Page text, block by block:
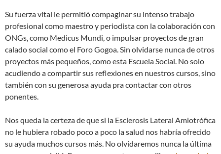
Su fuerza vital le permitió compaginar su intenso trabajo
profesional como maestro y periodista con la colaboración con
ONGs, como Medicus Mundi, o impulsar proyectos de gran
calado social como el Foro Gogoa. Sin olvidarse nunca de otros
proyectos más pequeños, como esta Escuela Social. No solo
acudiendo a compartir sus reflexiones en nuestros cursos, sino
también con su generosa ayuda pra contactar con otros
ponentes.
Nos queda la certeza de que si la Esclerosis Lateral Amiotrófica
no le hubiera robado poco a poco la salud nos habría ofrecido
su ayuda muchos cursos más. No olvidaremos nunca la última